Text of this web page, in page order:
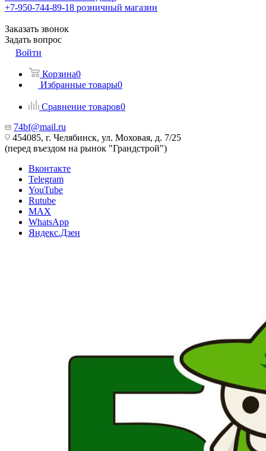
+7-950-744-89-18 розничный магазин
Заказать звонок
Задать вопрос
Войти
Корзина0
Избранные товары0
Сравнение товаров0
74bf@mail.ru
454085, г. Челябинск, ул. Моховая, д. 7/25
(перед въездом на рынок "Грандстрой")
Вконтакте
Telegram
YouTube
Rutube
MAX
WhatsApp
Яндекс.Дзен